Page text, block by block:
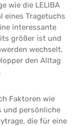
wie die LELIBA
eines Tragetuchs
interessante
größer ist und
wechselt,
den Alltag
Faktoren wie
und persönliche
die für eine